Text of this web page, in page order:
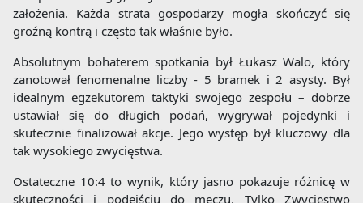
założenia. Każda strata gospodarzy mogła skończyć się
groźną kontrą i często tak właśnie było.
Absolutnym bohaterem spotkania był Łukasz Walo, który
zanotował fenomenalne liczby - 5 bramek i 2 asysty. Był
idealnym egzekutorem taktyki swojego zespołu – dobrze
ustawiał się do długich podań, wygrywał pojedynki i
skutecznie finalizował akcje. Jego występ był kluczowy dla
tak wysokiego zwycięstwa.
Ostateczne 10:4 to wynik, który jasno pokazuje różnicę w
skuteczności i podejściu do meczu. Tylko Zwycięstwo